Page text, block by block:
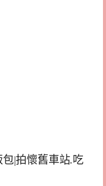
|拍懷舊車站.吃